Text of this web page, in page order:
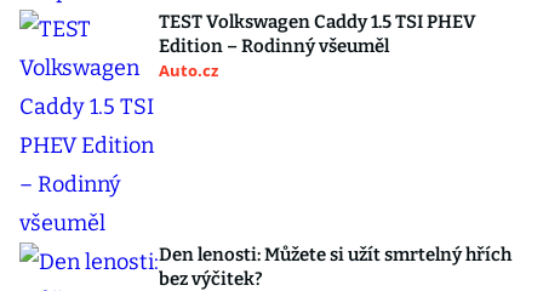
TEST Volkswagen Caddy 1.5 TSI PHEV
Edition – Rodinný všeuměl
Auto.cz
Den lenosti: Můžete si užít smrtelný hřích
bez výčitek?